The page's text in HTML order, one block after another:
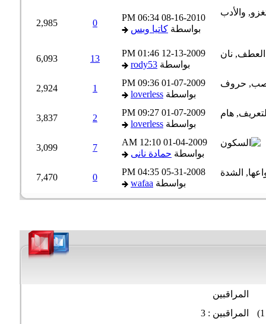
08-16-2010
06:34 PM
بواسطةكاتيا وبس
2,985
12-13-2009
01:46 PM
بواسطةrody53
13
6,093
01-07-2009
09:36 PM
بواسطةloverless
2,924
01-07-2009
09:27 PM
بواسطةloverless
3,837
01-04-2009
12:10 AM
بواسطةحمادة نانى
3,099
05-31-2008
04:35 PM
بواسطةwafaa
7,470
المراقبين
المراقبين : 3